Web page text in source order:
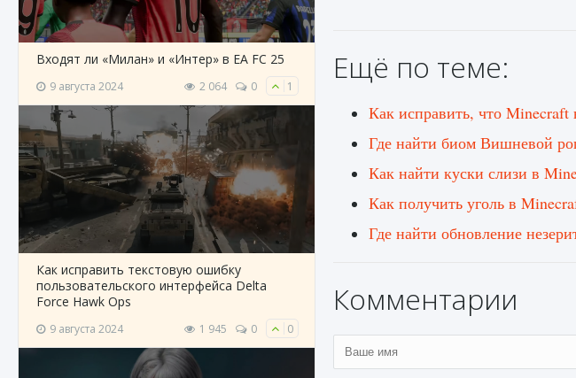
Входят ли «Милан» и «Интер» в EA FC 25
9 августа 2024 2 064 0 1
Как исправить текстовую ошибку
пользовательского интерфейса Delta
Force Hawk Ops
9 августа 2024 1 945 0 0
Ещё по теме:
Как исправить, что Minecraft
Где найти биом Вишневой
Как найти куски слизи в
Как получить уголь в
Где найти обновление
Комментарии